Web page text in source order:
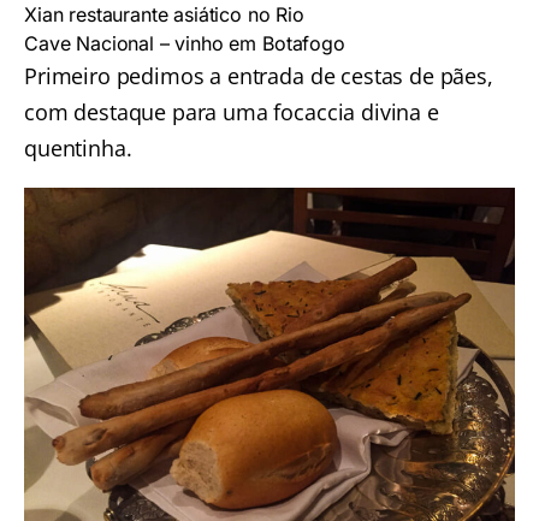
Xian restaurante asiático no Rio
Cave Nacional – vinho em Botafogo
Primeiro pedimos a entrada de cestas de pães,
com destaque para uma focaccia divina e
quentinha.